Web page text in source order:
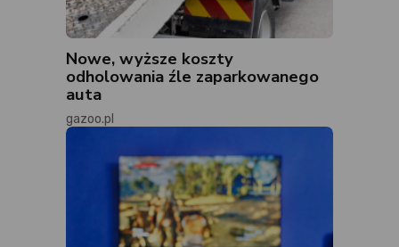
Nowe, wyższe koszty
odholowania źle zaparkowanego
auta
gazoo.pl